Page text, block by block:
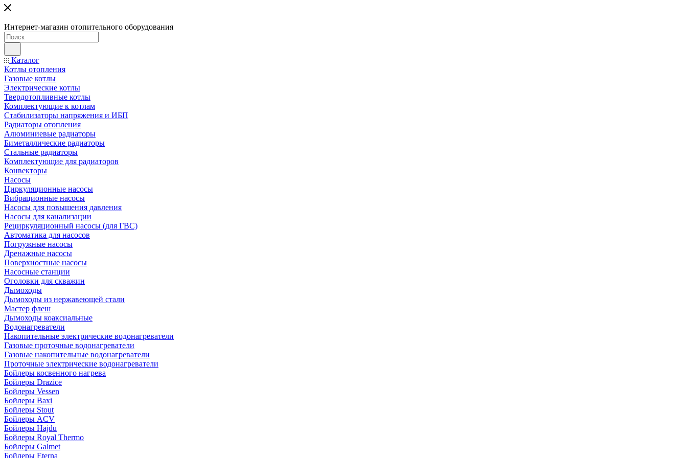
Интернет-магазин отопительного оборудования
Каталог
Котлы отопления
Газовые котлы
Электрические котлы
Твердотопливные котлы
Комплектующие к котлам
Стабилизаторы напряжения и ИБП
Радиаторы отопления
Алюминиевые радиаторы
Биметаллические радиаторы
Стальные радиаторы
Комплектующие для радиаторов
Конвекторы
Насосы
Циркуляционные насосы
Вибрационные насосы
Насосы для повышения давления
Насосы для канализации
Рециркуляционный насосы (для ГВС)
Автоматика для насосов
Погружные насосы
Дренажные насосы
Поверхностные насосы
Насосные станции
Оголовки для скважин
Дымоходы
Дымоходы из нержавеющей стали
Мастер флеш
Дымоходы коаксиальные
Водонагреватели
Накопительные электрические водонагреватели
Газовые проточные водонагреватели
Газовые накопительные водонагреватели
Проточные электрические водонагреватели
Бойлеры косвенного нагрева
Бойлеры Drazice
Бойлеры Vessen
Бойлеры Baxi
Бойлеры Stout
Бойлеры ACV
Бойлеры Hajdu
Бойлеры Royal Thermo
Бойлеры Galmet
Бойлеры Eterna